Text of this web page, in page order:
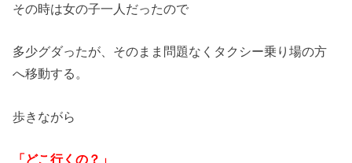
その時は女の子一人だったので
多少グダったが、そのまま問題なくタクシー乗り場の方
へ移動する。
歩きながら
「どこ行くの？」